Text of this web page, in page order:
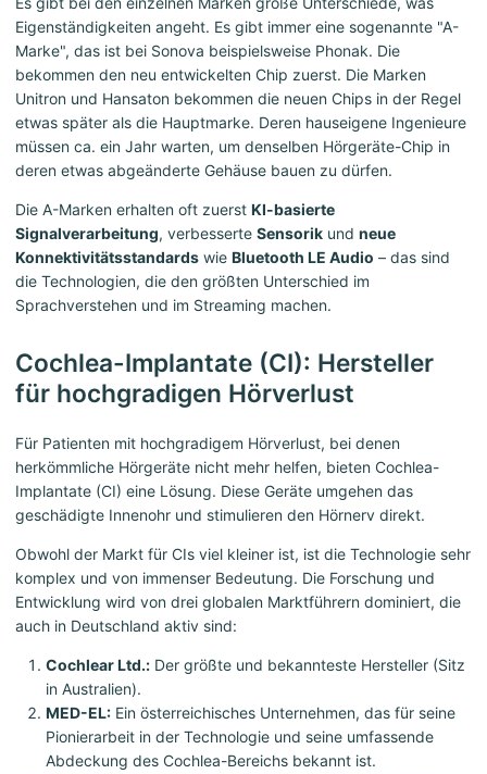
Eigenständigkeiten angeht. Es gibt immer eine sogenannte "A-
Marke", das ist bei Sonova beispielsweise Phonak. Die
bekommen den neu entwickelten Chip zuerst. Die Marken
Unitron und Hansaton bekommen die neuen Chips in der Regel
etwas später als die Hauptmarke. Deren hauseigene Ingenieure
müssen ca. ein Jahr warten, um denselben Hörgeräte-Chip in
deren etwas abgeänderte Gehäuse bauen zu dürfen.
Die A-Marken erhalten oft zuerst KI-basierte
Signalverarbeitung, verbesserte Sensorik und neue
Konnektivitätsstandards wie Bluetooth LE Audio – das sind
die Technologien, die den größten Unterschied im
Sprachverstehen und im Streaming machen.
Cochlea-Implantate (CI): Hersteller
für hochgradigen Hörverlust
Für Patienten mit hochgradigem Hörverlust, bei denen
herkömmliche Hörgeräte nicht mehr helfen, bieten Cochlea-
Implantate (CI) eine Lösung. Diese Geräte umgehen das
geschädigte Innenohr und stimulieren den Hörnerv direkt.
Obwohl der Markt für CIs viel kleiner ist, ist die Technologie sehr
komplex und von immenser Bedeutung. Die Forschung und
Entwicklung wird von drei globalen Marktführern dominiert, die
auch in Deutschland aktiv sind:
Cochlear Ltd.: Der größte und bekannteste Hersteller (Sitz
in Australien).
MED-EL: Ein österreichisches Unternehmen, das für seine
Pionierarbeit in der Technologie und seine umfassende
Abdeckung des Cochlea-Bereichs bekannt ist.